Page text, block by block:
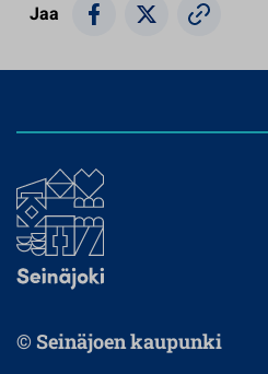
Jaa
© Seinäjoen kaupunki